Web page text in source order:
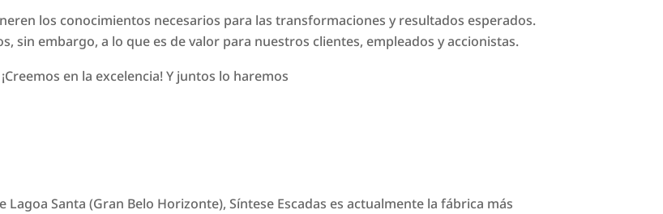
los conocimientos necesarios para las transformaciones y resultados esperados.
sin embargo, a lo que es de valor para nuestros clientes, empleados y accionistas.
en la excelencia! Y juntos lo haremos
Santa (Gran Belo Horizonte), Síntese Escadas es actualmente la fábrica más